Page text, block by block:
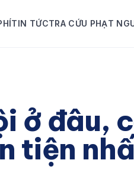
TIN TỨCTRA CỨU PHẠT
ở đâu,
tiện